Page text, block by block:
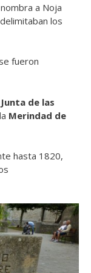
a Noja
los
fueron
Junta de las
Merindad de
hasta 1820,